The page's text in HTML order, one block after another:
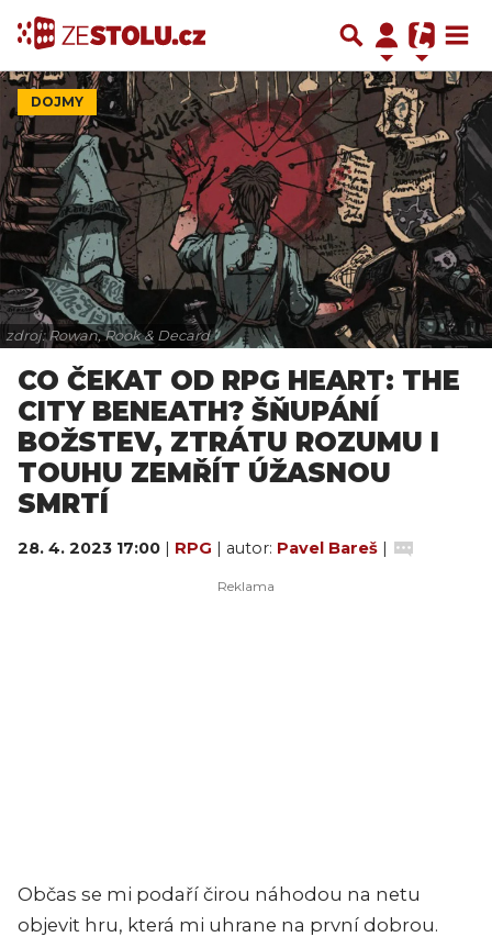
DOJMY
zdroj: Rowan, Rook & Decard
CO ČEKAT OD RPG HEART: THE
CITY BENEATH? ŠŇUPÁNÍ
BOŽSTEV, ZTRÁTU ROZUMU I
TOUHU ZEMŘÍT ÚŽASNOU
SMRTÍ
28. 4. 2023 17:00 | RPG | autor: Pavel Bareš |
Občas se mi podaří čirou náhodou na netu
objevit hru, která mi uhrane na první dobrou.